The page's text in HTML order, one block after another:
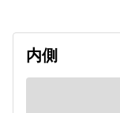
内側